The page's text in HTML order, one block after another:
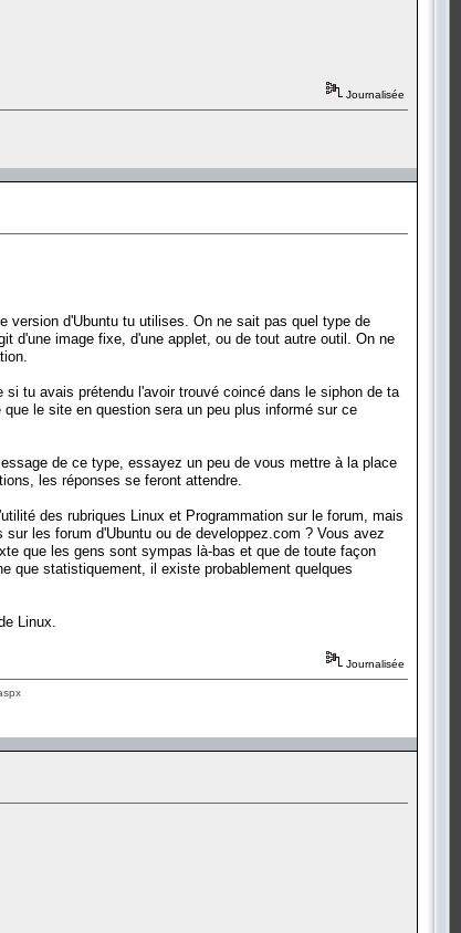
Journalisée
version d'Ubuntu tu utilises. On ne sait pas quel type de
d'une image fixe, d'une applet, ou de tout autre outil. On ne
tu avais prétendu l'avoir trouvé coincé dans le siphon de ta
le site en question sera un peu plus informé sur ce
de ce type, essayez un peu de vous mettre à la place
les réponses se feront attendre.
des rubriques Linux et Programmation sur le forum, mais
les forum d'Ubuntu ou de developpez.com ? Vous avez
que les gens sont sympas là-bas et que de toute façon
que statistiquement, il existe probablement quelques
Linux.
Journalisée